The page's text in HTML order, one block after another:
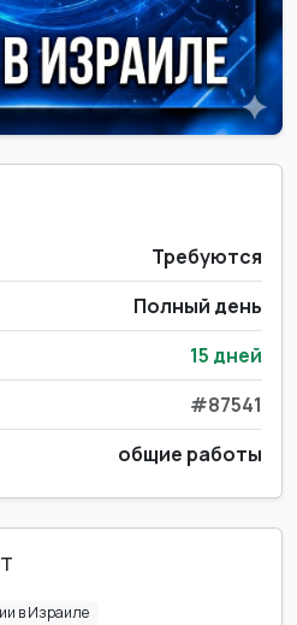
Требуются
Полный день
15 дней
#87541
общие работы
в Израиле